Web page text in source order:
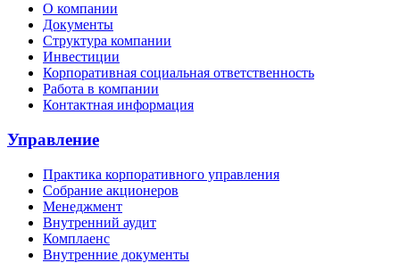
О компании
Документы
Структура компании
Инвестиции
Корпоративная социальная ответственность
Работа в компании
Контактная информация
Управление
Практика корпоративного управления
Собрание акционеров
Менеджмент
Внутренний аудит
Комплаенс
Внутренние документы